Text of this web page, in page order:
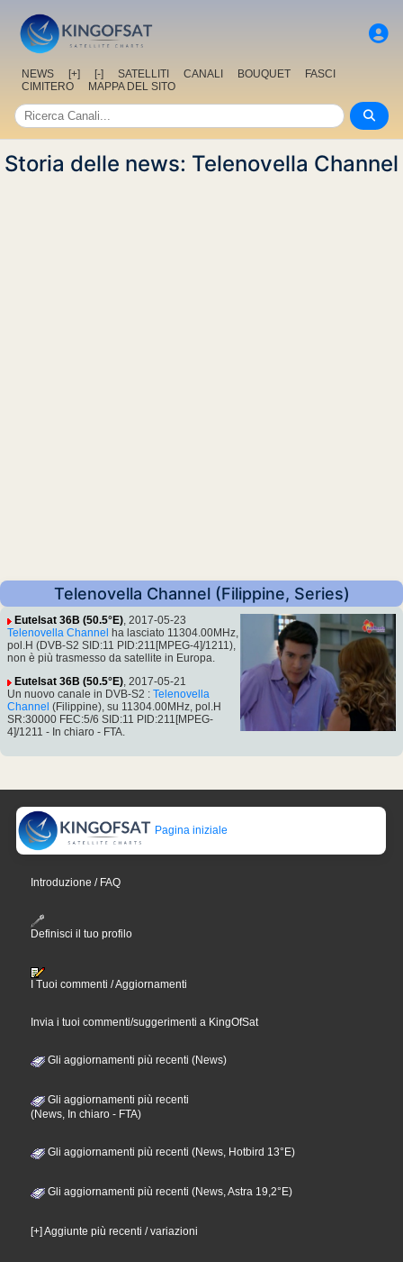
NEWS [+] [-] SATELLITI CANALI BOUQUET
FASCI
CIMITERO
MAPPA DEL SITO
Storia delle news: Telenovella Channel
Telenovella Channel (Filippine, Series)
Eutelsat 36B (50.5°E), 2017-05-23
Telenovella Channel
ha lasciato 11304.00MHz,
pol.H (DVB-S2 SID:11 PID:211[MPEG-4]/1211),
non è più trasmesso da satellite in Europa.
Eutelsat 36B (50.5°E), 2017-05-21
Un nuovo canale in DVB-S2 : Telenovella
Channel (Filippine), su 11304.00MHz, pol.H
SR:30000 FEC:5/6 SID:11 PID:211[MPEG-
4]/1211 - In chiaro - FTA.
Pagina iniziale
Introduzione / FAQ
Definisci il tuo profilo
I Tuoi commenti / Aggiornamenti
Invia i tuoi commenti/suggerimenti a KingOfSat
Gli aggiornamenti più recenti (News)
Gli aggiornamenti più recenti
(News, In chiaro - FTA)
Gli aggiornamenti più recenti (News, Hotbird 13°E)
Gli aggiornamenti più recenti (News, Astra 19,2°E)
[+] Aggiunte più recenti / variazioni